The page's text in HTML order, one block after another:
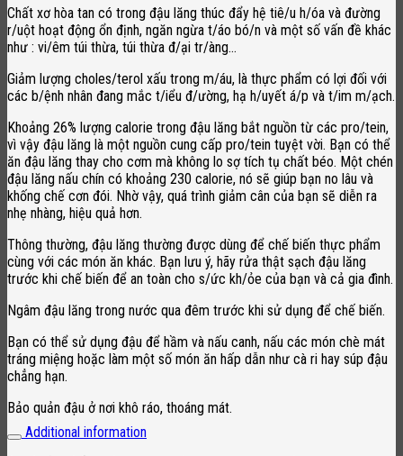
Chất xơ hòa tan có trong đậu lăng thúc đẩy hệ tiê/u h/óa và đường
r/uột hoạt động ổn định, ngăn ngừa t/áo bó/n và một số vấn đề khác
như : vi/êm túi thừa, túi thừa đ/ại tr/àng…
Giảm lượng choles/terol xấu trong m/áu, là thực phẩm có lợi đối với
các b/ệnh nhân đang mắc t/iểu đ/ường, hạ h/uyết á/p và t/im m/ạch.
Khoảng 26% lượng calorie trong đậu lăng bắt nguồn từ các pro/tein,
vì vậy đậu lăng là một nguồn cung cấp pro/tein tuyệt vời. Bạn có thể
ăn đậu lăng thay cho cơm mà không lo sợ tích tụ chất béo. Một chén
đậu lăng nấu chín có khoảng 230 calorie, nó sẽ giúp bạn no lâu và
khống chế cơn đói. Nhờ vậy, quá trình giảm cân của bạn sẽ diễn ra
nhẹ nhàng, hiệu quả hơn.
Thông thường, đậu lăng thường được dùng để chế biến thực phẩm
cùng với các món ăn khác. Bạn lưu ý, hãy rửa thật sạch đậu lăng
trước khi chế biến để an toàn cho s/ức kh/ỏe của bạn và cả gia đình.
Ngâm đậu lăng trong nước qua đêm trước khi sử dụng để chế biến.
Bạn có thể sử dụng đậu để hầm và nấu canh, nấu các món chè mát
tráng miệng hoặc làm một số món ăn hấp dẫn như cà ri hay súp đậu
chẳng hạn.
Bảo quản đậu ở nơi khô ráo, thoáng mát.
Additional information